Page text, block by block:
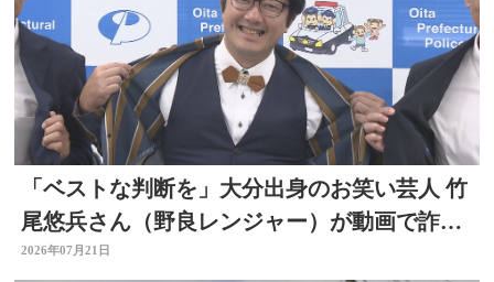
「ベストな判断を」大分出身のお笑い芸人 竹
尾悠兵さん（野良レンジャー）が動画で詐欺
被害防止呼びかけ
2026年07月21日